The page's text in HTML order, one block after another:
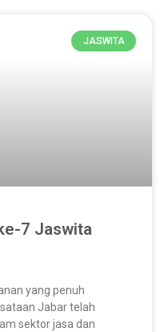
JASWITA
7 Jaswita
yang penuh
Jabar telah
sektor jasa dan